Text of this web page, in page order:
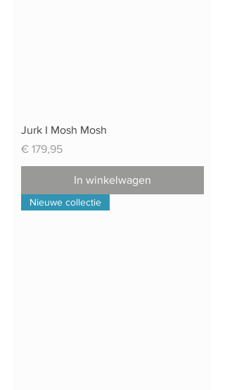
Jurk I Mosh Mosh
Prijs
€ 179,95
In winkelwagen
Nieuwe collectie